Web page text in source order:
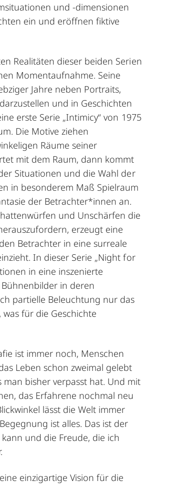
und -dimensionen
ein und eröffnen fiktive
Realitäten dieser beiden Serien
Momentaufnahme. Seine
Jahre neben Portraits,
und in Geschichten
erste Serie „Intimicy“ von 1975
Die Motive ziehen
Räume seiner
mit dem Raum, dann kommt
Situationen und die Wahl der
in besonderem Maß Spielraum
der Betrachter*innen an.
und Unschärfen die
erzeugt eine
Betrachter in eine surreale
In dieser Serie „Night for
in eine inszenierte
in deren
partielle Beleuchtung nur das
für die Geschichte
ist immer noch, Menschen
Leben schon zweimal gelebt
bisher verpasst hat. Und mit
das Erfahrene nochmal neu
lässt die Welt immer
ist alles. Das ist der
und die Freude, die ich
einzigartige Vision für die